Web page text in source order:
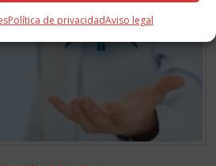
Política de privacidadAviso legal